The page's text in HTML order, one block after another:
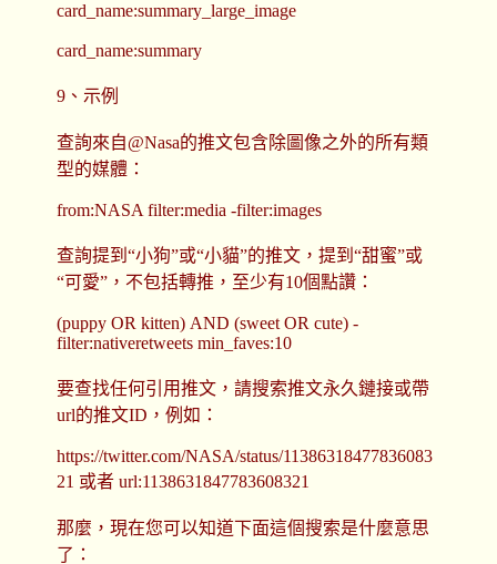
card_name:summary_large_image
card_name:summary
9、示例
查詢來自@Nasa的推文包含除圖像之外的所有類
型的媒體：
from:NASA filter:media -filter:images
查詢提到“小狗”或“小貓”的推文，提到“甜蜜”或
“可愛”，不包括轉推，至少有10個點讚：
(puppy OR kitten) AND (sweet OR cute) -
filter:nativeretweets min_faves:10
要查找任何引用推文，請搜索推文永久鏈接或帶
url的推文ID，例如：
https://twitter.com/NASA/status/11386318477836083
21 或者 url:1138631847783608321
那麼，現在您可以知道下面這個搜索是什麼意思
了：